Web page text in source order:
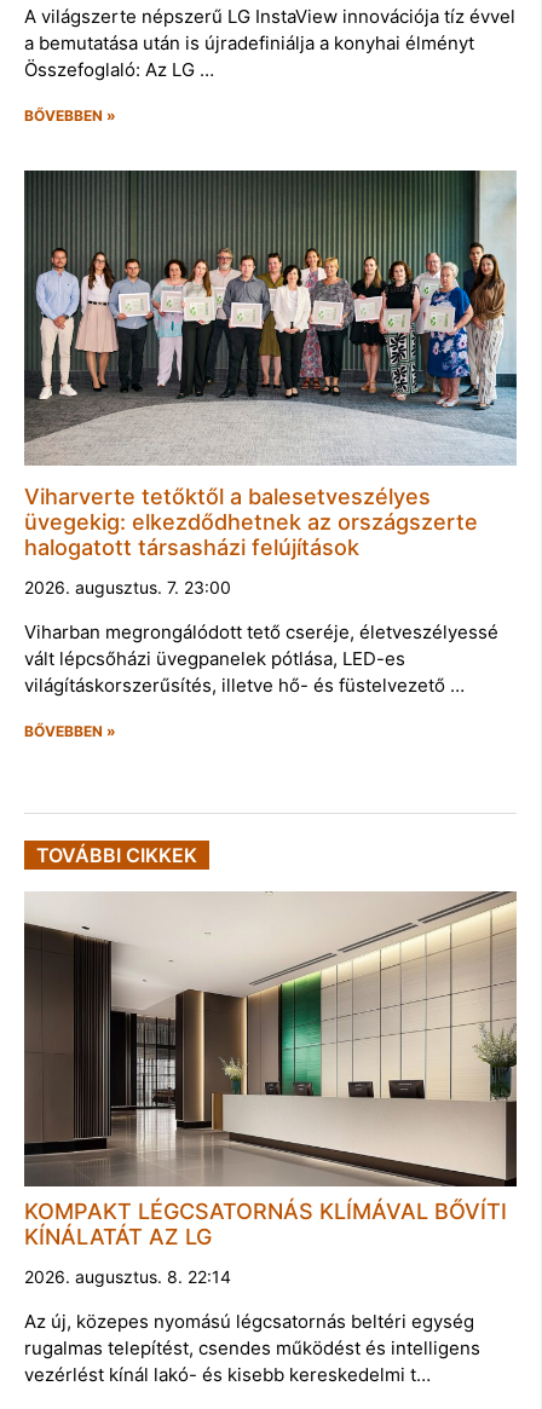
A világszerte népszerű LG InstaView innovációja tíz évvel
a bemutatása után is újradefiniálja a konyhai élményt
Összefoglaló: Az LG …
BŐVEBBEN »
Viharverte tetőktől a balesetveszélyes
üvegekig: elkezdődhetnek az országszerte
halogatott társasházi felújítások
2026. augusztus. 7. 23:00
Viharban megrongálódott tető cseréje, életveszélyessé
vált lépcsőházi üvegpanelek pótlása, LED-es
világításkorszerűsítés, illetve hő- és füstelvezető …
BŐVEBBEN »
TOVÁBBI CIKKEK
KOMPAKT LÉGCSATORNÁS KLÍMÁVAL BŐVÍTI
KÍNÁLATÁT AZ LG
2026. augusztus. 8. 22:14
Az új, közepes nyomású légcsatornás beltéri egység
rugalmas telepítést, csendes működést és intelligens
vezérlést kínál lakó- és kisebb kereskedelmi t…